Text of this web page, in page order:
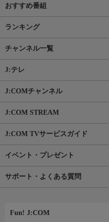
おすすめ番組
ランキング
チャンネル一覧
J:テレ
J:COMチャンネル
J:COM STREAM
J:COM TVサービスガイド
イベント・プレゼント
サポート・よくある質問
Fun! J:COM